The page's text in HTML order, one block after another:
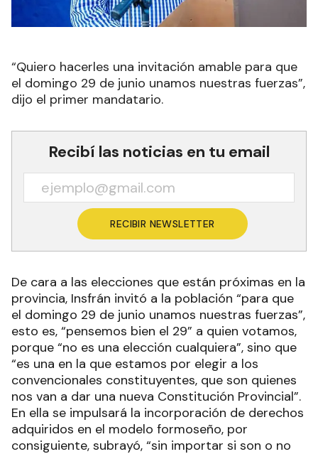
“Quiero hacerles una invitación amable para que
el domingo 29 de junio unamos nuestras fuerzas”,
dijo el primer mandatario.
Recibí las noticias en tu email
RECIBIR NEWSLETTER
De cara a las elecciones que están próximas en la
provincia, Insfrán invitó a la población “para que
el domingo 29 de junio unamos nuestras fuerzas”,
esto es, “pensemos bien el 29” a quien votamos,
porque “no es una elección cualquiera”, sino que
“es una en la que estamos por elegir a los
convencionales constituyentes, que son quienes
nos van a dar una nueva Constitución Provincial”.
En ella se impulsará la incorporación de derechos
adquiridos en el modelo formoseño, por
consiguiente, subrayó, “sin importar si son o no